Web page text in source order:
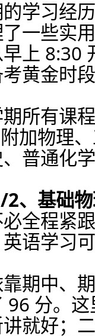
学习经
一些实
上 8:30
黄金时
所有课
加物理
普通化
、基础
全程紧
语学习
期中、
96 分。
就好；